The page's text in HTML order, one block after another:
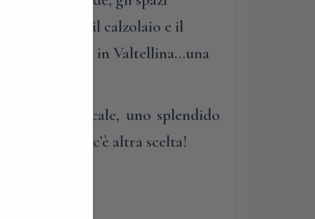
ma anche il calzolaio e il
di Ponte in Valtellina…una
locale, uno splendido
non c’è altra scelta!